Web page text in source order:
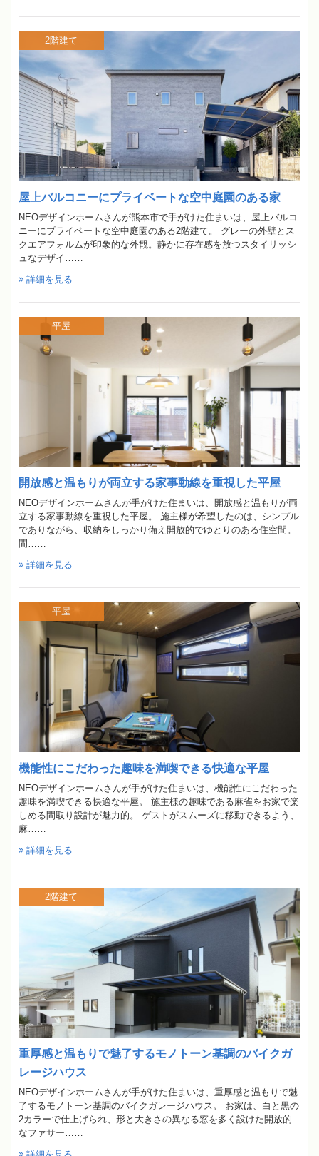
屋上バルコニーにプライベートな空中庭園のある家
NEOデザインホームさんが熊本市で手がけた住まいは、屋上バルコ
ニーにプライベートな空中庭園のある2階建て。 グレーの外壁とス
クエアフォルムが印象的な外観。静かに存在感を放つスタイリッシ
ュなデザイ……
詳細を見る
2階建て
開放感と温もりが両立する家事動線を重視した平屋
NEOデザインホームさんが手がけた住まいは、開放感と温もりが両
立する家事動線を重視した平屋。 施主様が希望したのは、シンプル
でありながら、収納をしっかり備え開放的でゆとりのある住空間。
間……
詳細を見る
平屋
機能性にこだわった趣味を満喫できる快適な平屋
NEOデザインホームさんが手がけた住まいは、機能性にこだわった
趣味を満喫できる快適な平屋。 施主様の趣味である麻雀をお家で楽
しめる間取り設計が魅力的。 ゲストがスムーズに移動できるよう、
麻……
詳細を見る
平屋
重厚感と温もりで魅了するモノトーン基調のバイクガ
レージハウス
NEOデザインホームさんが手がけた住まいは、重厚感と温もりで魅
了するモノトーン基調のバイクガレージハウス。 お家は、白と黒の
2カラーで仕上げられ、形と大きさの異なる窓を多く設けた開放的
なファサー……
2階建て